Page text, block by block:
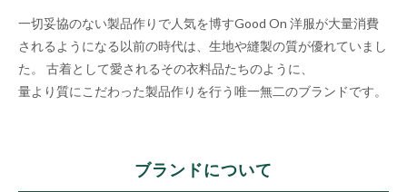
一切妥協のない製品作りで人気を博すGood On 洋服が大量消費
されるようになる以前の時代は、生地や縫製の質が優れていまし
た。
古着として愛されるその衣料品たちのように、
量より質にこだわった製品作りを行う唯一無二のブランドです。
ブランドについて